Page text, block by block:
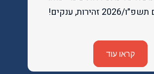
לפרשת דברים תשפ״ו/2026 זהירות, ענקים!
קראו עוד